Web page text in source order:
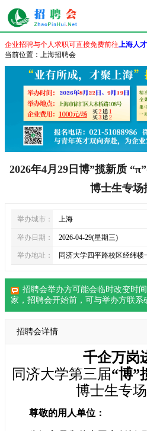
上海校园招聘会
企业招聘与个人求职可直接免费前往上海人
当前位置： 上海招聘会
2026年4月29日博”揽新质
博士生专场
举办城市： 上海
举办日期： 2026-04-29(星期三)
举办地址： 同济大学四平路校区经纬楼
招聘会举办方可能会临时改变时
家， 招聘会开始前，可与举办方联系
招聘会详情
千企万岗
同济大学第三届“博”
博士生专场
尊敬的用人单位：